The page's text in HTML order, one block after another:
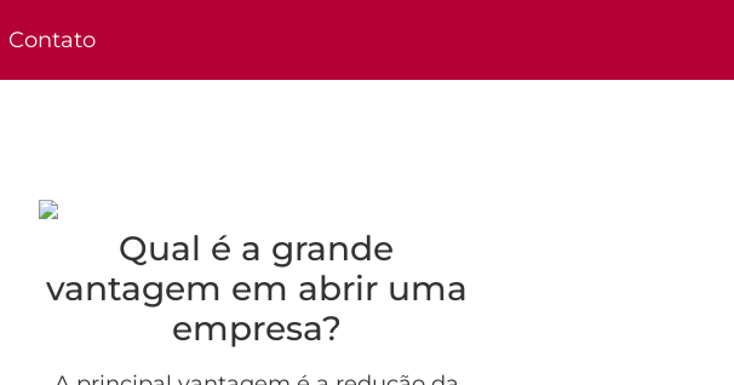
Contato
Qual é a grande
vantagem em abrir uma
empresa?